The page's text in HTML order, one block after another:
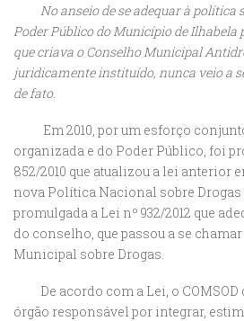
No anseio de se adequar à política
Poder Público do Município de Ilhabela
que criava o Conselho Municipal
juridicamente instituído, nunca veio a
de fato.
Em 2010, por um esforço
organizada e do Poder Público, foi
852/2010 que atualizou a lei anterior
nova Política Nacional sobre Drogas
promulgada a Lei nº 932/2012 que
do conselho, que passou a se
Municipal sobre Drogas.
De acordo com a Lei, o COMSOD
órgão responsável por integrar,